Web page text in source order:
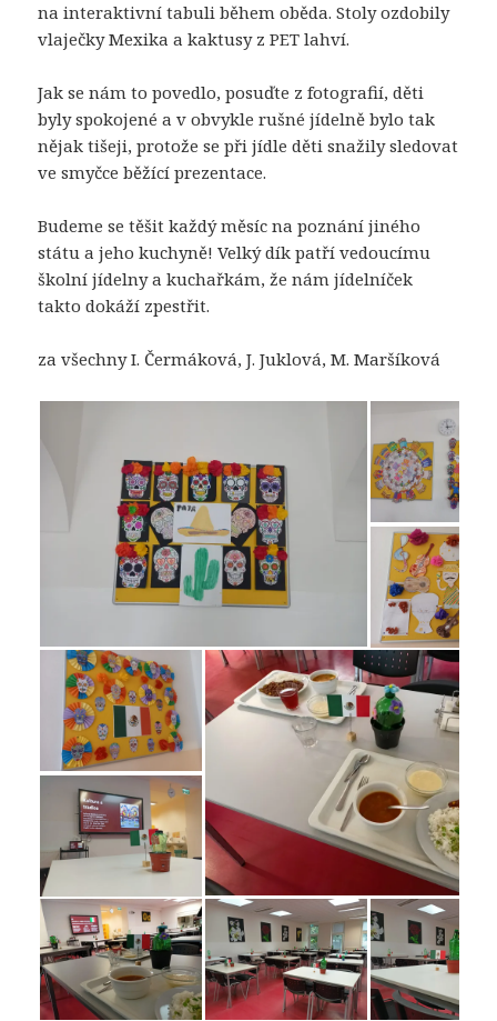
na interaktivní tabuli během oběda. Stoly ozdobily
vlaječky Mexika a kaktusy z PET lahví.
Jak se nám to povedlo, posuďte z fotografií, děti
byly spokojené a v obvykle rušné jídelně bylo tak
nějak tišeji, protože se při jídle děti snažily sledovat
ve smyčce běžící prezentace.
Budeme se těšit každý měsíc na poznání jiného
státu a jeho kuchyně! Velký dík patří vedoucímu
školní jídelny a kuchařkám, že nám jídelníček
takto dokáží zpestřit.
za všechny I. Čermáková, J. Juklová, M. Maršíková